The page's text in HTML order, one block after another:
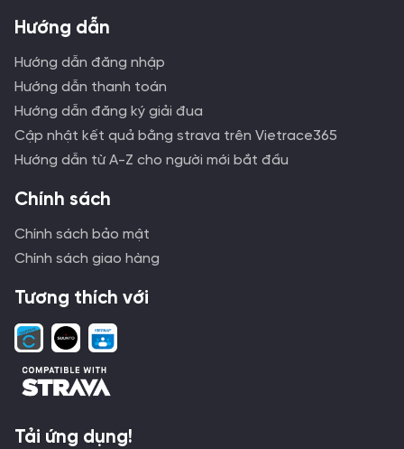
Hướng dẫn
Hướng dẫn đăng nhập
Hướng dẫn thanh toán
Hướng dẫn đăng ký giải đua
Cập nhật kết quả bằng strava trên Vietrace365
Hướng dẫn từ A-Z cho người mới bắt đầu
Chính sách
Chính sách bảo mật
Chính sách giao hàng
Tương thích với
Tải ứng dụng!